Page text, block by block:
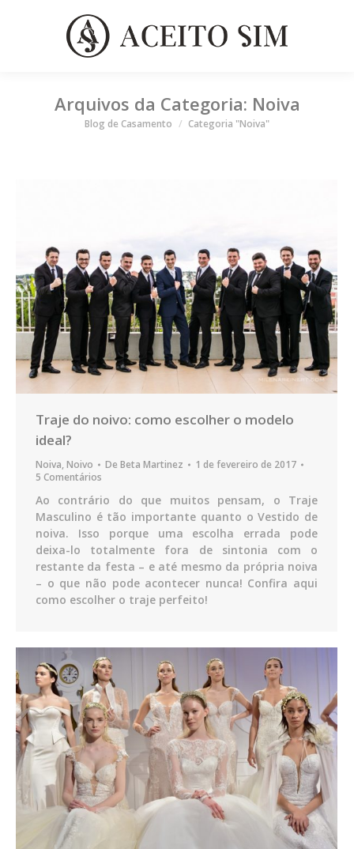
Arquivos da Categoria: Noiva
Você está aqui
Blog de Casamento Categoria "Noiva"
Traje do noivo: como escolher o modelo
ideal?
Noiva,Noivo De Beta Martinez
1 de fevereiro de 2017
5 Comentários
Ao contrário do que muitos pensam, o Traje
Masculino é tão importante quanto o Vestido de
noiva. Isso porque uma escolha errada pode
deixa-lo totalmente fora de sintonia com o
restante da festa – e até mesmo da própria noiva
– o que não pode acontecer nunca! Confira aqui
como escolher o traje perfeito!